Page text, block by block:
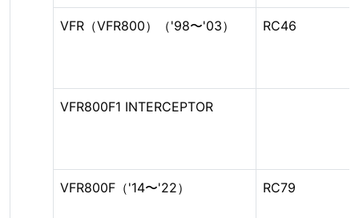
VFR（VFR800）（'98〜'03） RC46
VFR800F1 INTERCEPTOR
VFR800F（'14〜'22） RC79